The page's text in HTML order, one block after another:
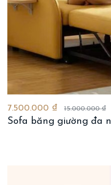
7.500.000 ₫ 15.000.000 ₫
Sofa băng giường đa